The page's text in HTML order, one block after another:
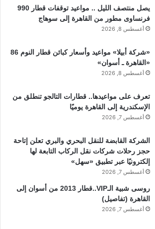
يصل منتصف الليل .. مواعيد توقفات قطار 990
فرنساوى مطور من القاهرة إلى سوهاج
أغسطس 8, 2026
«شركة أبيلا» مواعيد وأسعار كبائن قطار النوم 86
«القاهرة ـ أسوان»
أغسطس 8, 2026
تعرف على مواعيدها.. قطارات التالجو تنطلق من
الإسكندرية إلى القاهرة يوميًا
أغسطس 7, 2026
الشركة القابضة للنقل البحري والبري تعلن إتاحة
حجز رحلات شركات نقل الركاب التابعة لها
إلكترونيًا عبر تطبيق «سهل»
أغسطس 7, 2026
روسى شبية الـVIP..قطار 2013 من أسوان إلى
القاهرة (تفاصيل)
أغسطس 7, 2026